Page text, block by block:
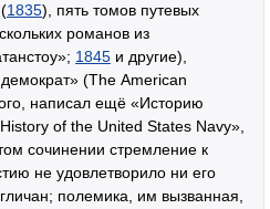
(1835), пять томов путевых
романов из
1845 и другие),
(The Аmerican
написал ещё «Историю
of the United States Navy»,
сочинении стремление к
не удовлетворило ни его
полемика, им вызванная,